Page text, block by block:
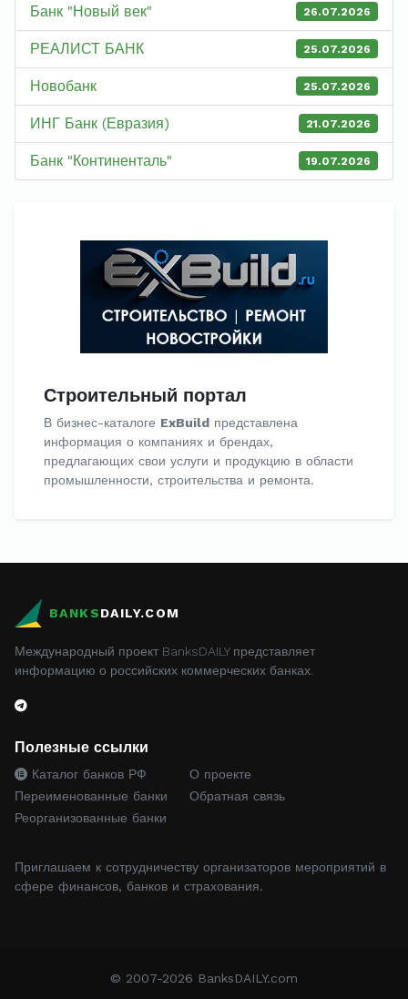
Банк "Новый век" 26.07.2026
РЕАЛИСТ БАНК 25.07.2026
Новобанк 25.07.2026
ИНГ Банк (Евразия) 21.07.2026
Банк "Континенталь" 19.07.2026
Строительный портал
В бизнес-каталоге ExBuild представлена
информация о компаниях и брендах,
предлагающих свои услуги и продукцию в области
промышленности, строительства и ремонта.
BANKSDAILY.COM
Международный проект BanksDAILY представляет
информацию о российских коммерческих банках.
Полезные ссылки
Каталог банков РФ
Переименованные банки
Реорганизованные банки
О проекте
Обратная связь
Приглашаем к сотрудничеству организаторов мероприятий в
сфере финансов, банков и страхования.
© 2007-2026 BanksDAILY.com